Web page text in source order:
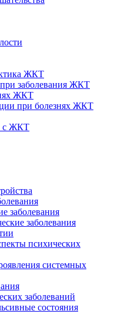
ЖКТ
заболевания ЖКТ
ЖКТ
при болезнях ЖКТ
с ЖКТ
заболевания
заболевания
психических
системных
заболеваний
состояния